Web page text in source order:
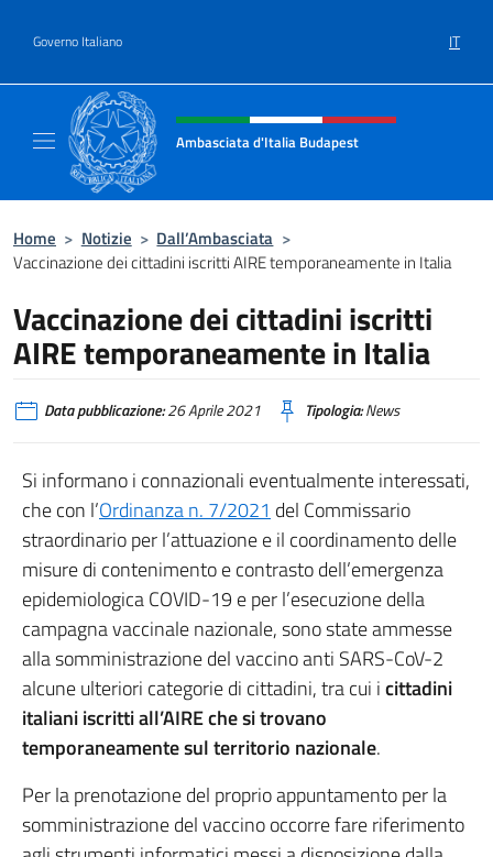
Governo Italiano IT
Intestazione sito, social e menù
Ambasciata d'Italia Budapest
Home > Notizie > Dall’Ambasciata >
Vaccinazione dei cittadini iscritti AIRE temporaneamente in Italia
Vaccinazione dei cittadini iscritti
AIRE temporaneamente in Italia
Data pubblicazione:26 Aprile 2021 Tipologia:News
Si informano i connazionali eventualmente interessati,
che con l’Ordinanza n. 7/2021 del Commissario
straordinario per l’attuazione e il coordinamento delle
misure di contenimento e contrasto dell’emergenza
epidemiologica COVID-19 e per l’esecuzione della
campagna vaccinale nazionale, sono state ammesse
alla somministrazione del vaccino anti SARS-CoV-2
alcune ulteriori categorie di cittadini, tra cui icittadini
italiani iscritti all’AIRE che si trovano
temporaneamente sul territorio nazionale.
Per la prenotazione del proprio appuntamento per la
somministrazione del vaccino occorre fare riferimento